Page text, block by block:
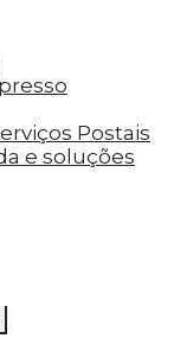
o
de social
recursos de
para
que eles
da
Postais
e soluções